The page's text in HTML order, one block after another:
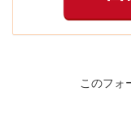
このフォ